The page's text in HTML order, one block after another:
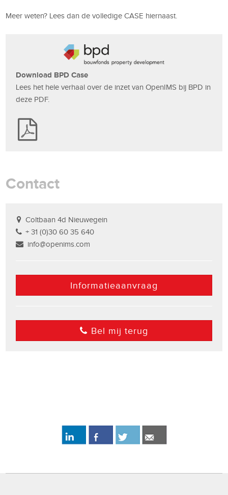
Meer weten? Lees dan de volledige CASE hiernaast.
Download BPD Case
Lees het hele verhaal over de inzet van OpenIMS bij BPD in
deze PDF.
Contact
Coltbaan 4d Nieuwegein
+ 31 (0)30 60 35 640
info@openims.com
Informatieaanvraag
Bel mij terug